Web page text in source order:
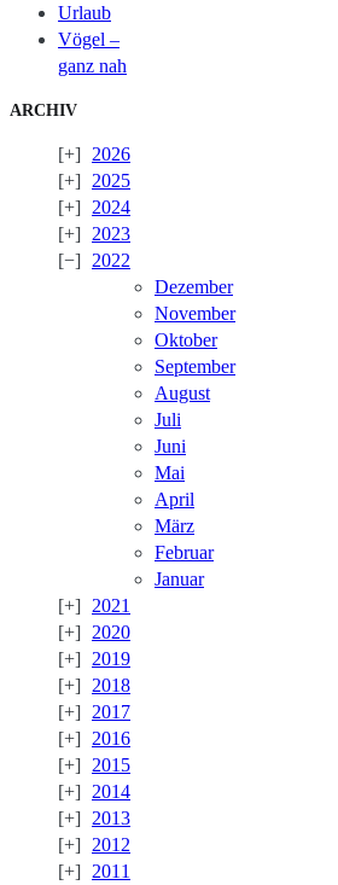
Urlaub
Vögel –
ganz nah
ARCHIV
2026
2025
2024
2023
2022
Dezember
November
Oktober
September
August
Juli
Juni
Mai
April
März
Februar
Januar
2021
2020
2019
2018
2017
2016
2015
2014
2013
2012
2011